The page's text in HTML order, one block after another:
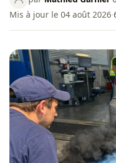
Mis à jour le 04 août 2026·